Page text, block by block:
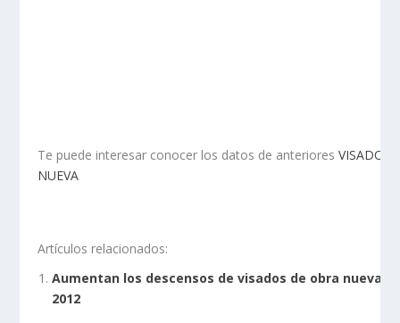
Te puede interesar conocer los datos de anterioresVISADOS
NUEVA
Artículos relacionados:
Aumentan los descensos de visados de obra nueva
2012